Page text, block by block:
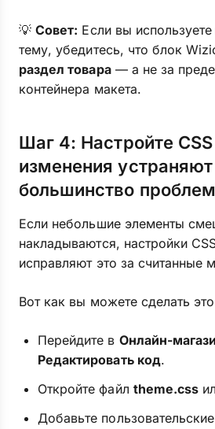
💡Совет: Если вы
тему, убедитесь, что блок
раздел товара— а не за
контейнера макета.
Шаг 4: Настройте
изменения устраняют
большинство
Если небольшие элементы
накладываются, настройки
исправляют это за считанные
Вот как вы можете сделать
Перейдите в Онлайн-
Редактировать код.
Откройте файл theme.css
Добавьте